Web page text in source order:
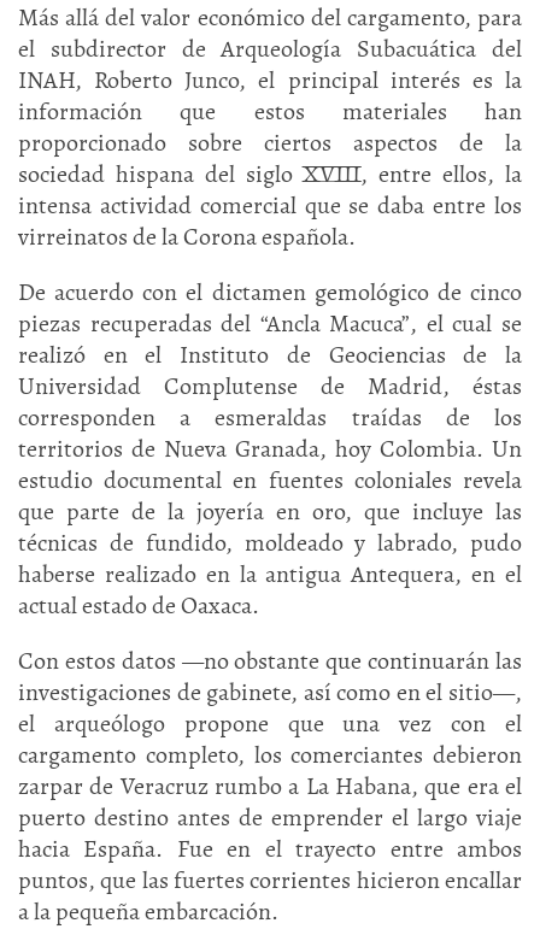
Más allá del valor económico del cargamento, para
el subdirector de Arqueología Subacuática del
INAH, Roberto Junco, el principal interés es la
información que estos materiales han
proporcionado sobre ciertos aspectos de la
sociedad hispana del siglo XVIII, entre ellos, la
intensa actividad comercial que se daba entre los
virreinatos de la Corona española.
De acuerdo con el dictamen gemológico de cinco
piezas recuperadas del “Ancla Macuca”, el cual se
realizó en el Instituto de Geociencias de la
Universidad Complutense de Madrid, éstas
corresponden a esmeraldas traídas de los
territorios de Nueva Granada, hoy Colombia. Un
estudio documental en fuentes coloniales revela
que parte de la joyería en oro, que incluye las
técnicas de fundido, moldeado y labrado, pudo
haberse realizado en la antigua Antequera, en el
actual estado de Oaxaca.
Con estos datos —no obstante que continuarán las
investigaciones de gabinete, así como en el sitio—,
el arqueólogo propone que una vez con el
cargamento completo, los comerciantes debieron
zarpar de Veracruz rumbo a La Habana, que era el
puerto destino antes de emprender el largo viaje
hacia España. Fue en el trayecto entre ambos
puntos, que las fuertes corrientes hicieron encallar
a la pequeña embarcación.